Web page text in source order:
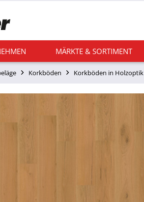
MÄRKTE & SORTIMENT
Korkböden Korkböden in Holzoptik